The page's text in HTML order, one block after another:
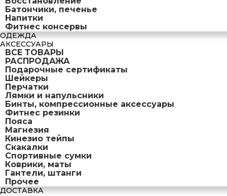
Батончики, печенье
Напитки
Фитнес консервы
ОДЕЖДА
АКСЕССУАРЫ
ВСЕ ТОВАРЫ
РАСПРОДАЖА
Подарочные сертификаты
Шейкеры
Перчатки
Лямки и напульсники
Бинты, компрессионные аксессуары
Фитнес резинки
Пояса
Магнезия
Кинезио тейпы
Скакалки
Спортивные сумки
Коврики, маты
Гантели, штанги
Прочее
ДОСТАВКА